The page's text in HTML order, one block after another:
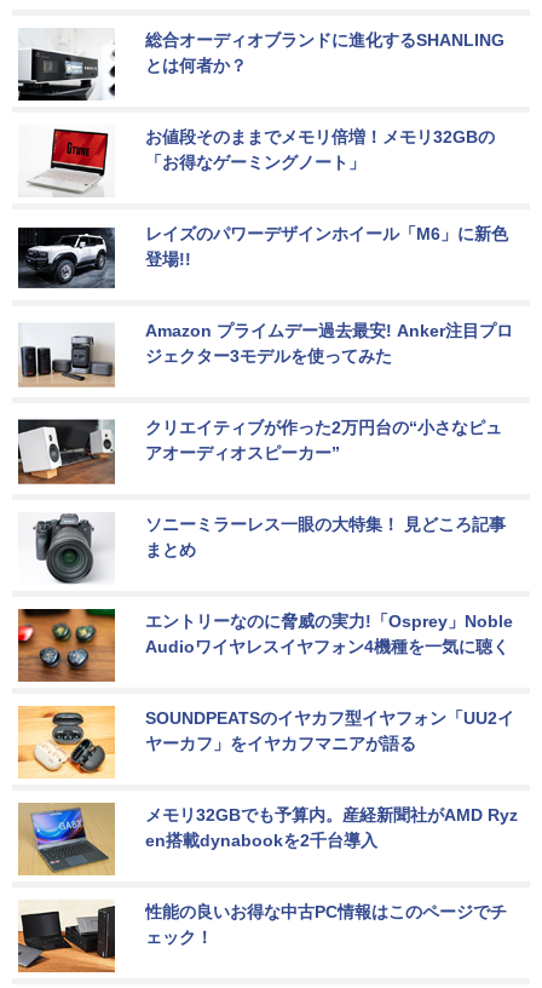
総合オーディオブランドに進化するSHANLING
とは何者か？
お値段そのままでメモリ倍増！メモリ32GBの
「お得なゲーミングノート」
レイズのパワーデザインホイール「M6」に新色
登場!!
Amazon プライムデー過去最安! Anker注目プロ
ジェクター3モデルを使ってみた
クリエイティブが作った2万円台の“小さなピュ
アオーディオスピーカー”
ソニーミラーレス一眼の大特集！ 見どころ記事
まとめ
エントリーなのに脅威の実力!「Osprey」Noble
Audioワイヤレスイヤフォン4機種を一気に聴く
SOUNDPEATSのイヤカフ型イヤフォン「UU2イ
ヤーカフ」をイヤカフマニアが語る
メモリ32GBでも予算内。産経新聞社がAMD Ryz
en搭載dynabookを2千台導入
性能の良いお得な中古PC情報はこのページでチ
ェック！